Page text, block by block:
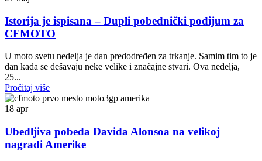
Istorija je ispisana – Dupli pobednički podijum za
CFMOTO
U moto svetu nedelja je dan predodređen za trkanje. Samim tim to je
dan kada se dešavaju neke velike i značajne stvari. Ova nedelja,
25...
Pročitaj više
18 apr
Ubedljiva pobeda Davida Alonsoa na velikoj
nagradi Amerike